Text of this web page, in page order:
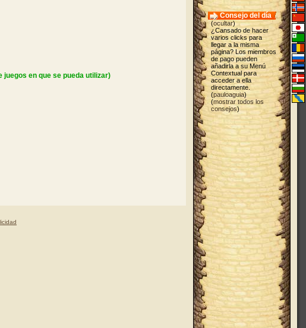
en que se pueda utilizar)
Consejo del día
(ocultar)
¿Cansado de hacer
varios clicks para
llegar a la misma
página? Los miembros
de pago pueden
añadirla a su Menú
Contextual para
acceder a ella
directamente.
(pauloaguia)
(mostrar todos los
consejos)